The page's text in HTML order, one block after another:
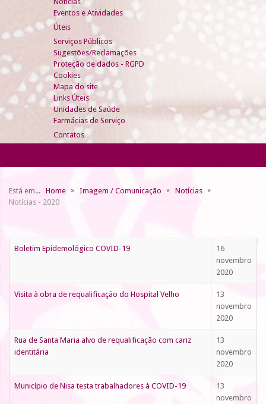
Eventos e Atividades
Úteis
Serviços Públicos
Sugestões/Reclamações
Proteção de dados - RGPD
Cookies
Mapa do site
Links Úteis
Unidades de Saúde
Farmácias de Serviço
Contatos
Está em... Home Imagem / Comunicação
Notícias
Notícias - 2020
Boletim Epidemológico COVID-19
16
novembro
2020
Visita à obra de requalificação do Hospital Velho
13
novembro
2020
Rua de Santa Maria alvo de requalificação com cariz
identitária
13
novembro
2020
Município de Nisa testa trabalhadores à COVID-19
13
novembro